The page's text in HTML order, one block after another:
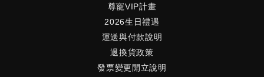
尊寵VIP計畫
2026生日禮遇
運送與付款說明
退換貨政策
發票變更開立說明